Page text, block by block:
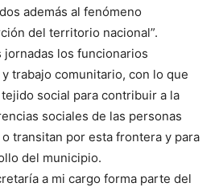
además al fenómeno
del territorio nacional”.
jornadas los funcionarios
trabajo comunitario, con lo que
social para contribuir a la
sociales de las personas
transitan por esta frontera y para
del municipio.
a mi cargo forma parte del